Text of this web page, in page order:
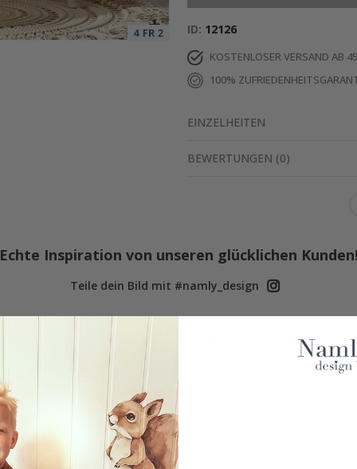
ID 12126
KOSTENLOSER VERSAND AB
100%
EINZELHEITEN
BEWERTUNGEN (0)
Echte Inspiration von unseren glücklichen
Teile dein Bild mit #namly_design
Ähnliche produkte